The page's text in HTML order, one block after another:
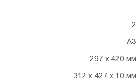
2
А3
297 х 420 мм
312 х 427 х 10 мм